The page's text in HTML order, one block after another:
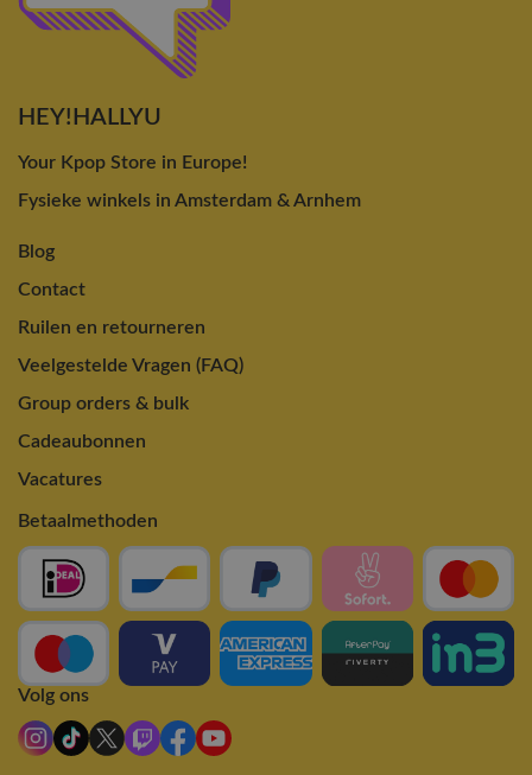
HEY!HALLYU
Your Kpop Store in Europe!
Fysieke winkels in Amsterdam & Arnhem
Blog
Contact
Ruilen en retourneren
Veelgestelde Vragen (FAQ)
Group orders & bulk
Cadeaubonnen
Vacatures
Betaalmethoden
Volg ons